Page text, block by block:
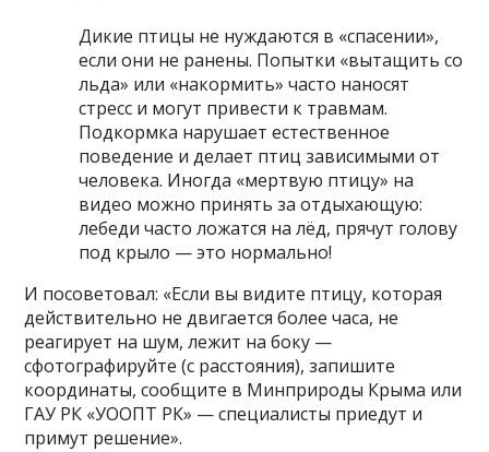
Дикие птицы не нуждаются в «спасении»,
если они не ранены. Попытки «вытащить со
льда» или «накормить» часто наносят
стресс и могут привести к травмам.
Подкормка нарушает естественное
поведение и делает птиц зависимыми от
человека. Иногда «мертвую птицу» на
видео можно принять за отдыхающую:
лебеди часто ложатся на лёд, прячут голову
под крыло — это нормально!
И посоветовал: «Если вы видите птицу, которая
действительно не двигается более часа, не
реагирует на шум, лежит на боку —
сфотографируйте (с расстояния), запишите
координаты, сообщите в Минприроды Крыма или
ГАУ РК «УООПТ РК» — специалисты приедут и
примут решение».